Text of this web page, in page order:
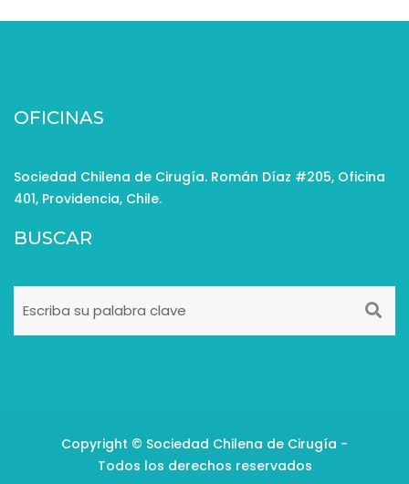
OFICINAS
Sociedad Chilena de Cirugía. Román Díaz #205, Oficina
401, Providencia, Chile.
BUSCAR
Copyright © Sociedad Chilena de Cirugía -
Todos los derechos reservados